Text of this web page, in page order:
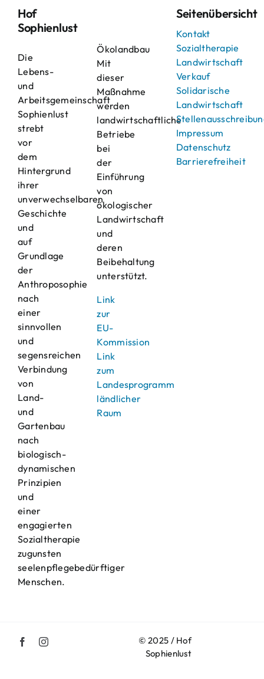
Hof
Sophienlust
Die
Lebens-
und
Arbeitsgemeinschaft
Sophienlust
strebt
vor
dem
Hintergrund
ihrer
unverwechselbaren
Geschichte
und
auf
Grundlage
der
Anthroposophie
nach
einer
sinnvollen
und
segensreichen
Verbindung
von
Land-
und
Gartenbau
nach
biologisch-
dynamischen
Prinzipien
und
einer
engagierten
Sozialtherapie
zugunsten
seelenpflegebedürftiger
Menschen.
Ökolandbau
Mit
dieser
Maßnahme
werden
landwirtschaftliche
Betriebe
bei
der
Einführung
von
ökologischer
Landwirtschaft
und
deren
Beibehaltung
unterstützt.
Link
zur
EU-
Kommission
Link
zum
Landesprogramm
ländlicher
Raum
Seitenübersicht
Kontakt
Sozialtherapie
Landwirtschaft
Verkauf
Solidarische
Landwirtschaft
Impressum
Datenschutz
Barrierefreiheit
© 2025 / Hof
Sophienlust